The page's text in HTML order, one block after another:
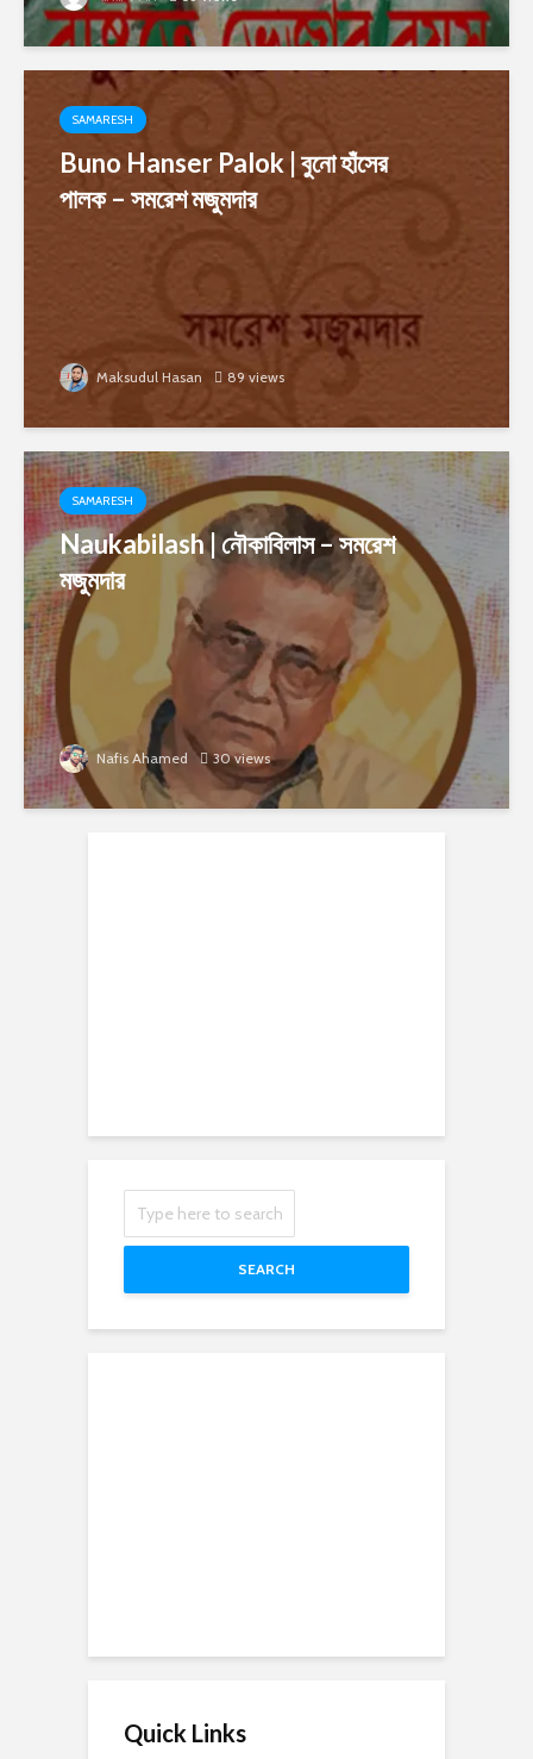
SAMARESH
Buno Hanser Palok | বুনো হাঁসের
পালক – সমরেশ মজুমদার
Maksudul Hasan 89 views
SAMARESH
Naukabilash | নৌকাবিলাস – সমরেশ
মজুমদার
Nafis Ahamed 30 views
SEARCH
Quick Links